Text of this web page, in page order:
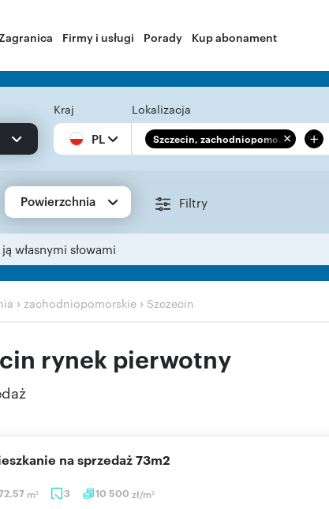
Firmy i usługi Porady Kup abonament
Kraj
PL
Lokalizacja
Szczecin, zachodniopomo... +
Powierzchnia Filtry
własnymi słowami
› zachodniopomorskie › Szczecin
rynek pierwotny
m2 3 10 500 zł/m2
na sprzedaż 73m2